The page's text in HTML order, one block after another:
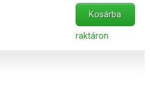
Kosárba
raktáron